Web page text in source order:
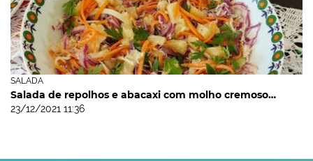
SALADA
Salada de repolhos e abacaxi com molho cremoso…
23/12/2021 11:36